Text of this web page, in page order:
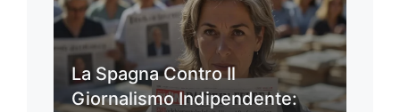
La Spagna Contro Il
Giornalismo Indipendente: